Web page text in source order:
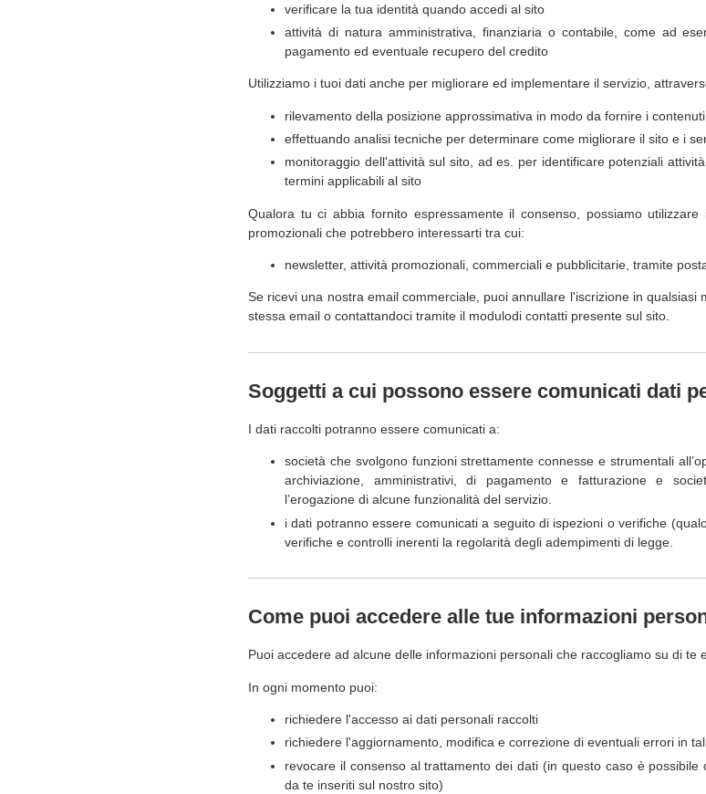
verificare la tua identità quando accedi al sito
attività di natura amministrativa, finanziaria o contabile, come ad
pagamento ed eventuale recupero del credito
Utilizziamo i tuoi dati anche per migliorare ed implementare il servizio,
rilevamento della posizione approssimativa in modo da fornire i
effettuando analisi tecniche per determinare come migliorare il sito e i
monitoraggio dell'attività sul sito, ad es. per identificare potenziali
termini applicabili al sito
Qualora tu ci abbia fornito espressamente il consenso, possiamo
promozionali che potrebbero interessarti tra cui:
newsletter, attività promozionali, commerciali e pubblicitarie, tramite
Se ricevi una nostra email commerciale, puoi annullare l'iscrizione in
stessa email o contattandoci tramite il modulodi contatti presente sul sito.
Soggetti a cui possono essere comunicati dati
I dati raccolti potranno essere comunicati a:
società che svolgono funzioni strettamente connesse e strumentali
archiviazione, amministrativi, di pagamento e fatturazione e
l’erogazione di alcune funzionalità del servizio.
i dati potranno essere comunicati a seguito di ispezioni o verifiche
verifiche e controlli inerenti la regolarità degli adempimenti di legge.
Come puoi accedere alle tue informazioni
Puoi accedere ad alcune delle informazioni personali che raccogliamo su di te
In ogni momento puoi:
richiedere l'accesso ai dati personali raccolti
richiedere l'aggiornamento, modifica e correzione di eventuali errori in
revocare il consenso al trattamento dei dati (in questo caso è
da te inseriti sul nostro sito)